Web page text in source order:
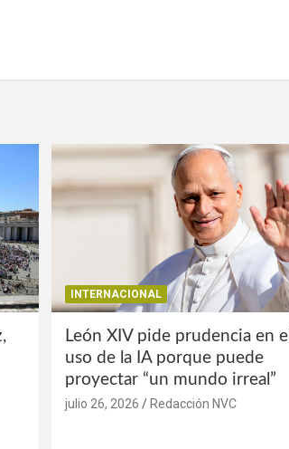
INTERNACIONAL
León XIV pide prudencia en el
uso de la IA porque puede
proyectar “un mundo irreal”
julio 26, 2026 Redacción NVC